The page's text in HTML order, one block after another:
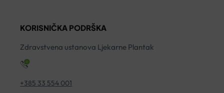
KORISNIČKA PODRŠKA
Zdravstvena ustanova Ljekarne Plantak
+385 33 554 001